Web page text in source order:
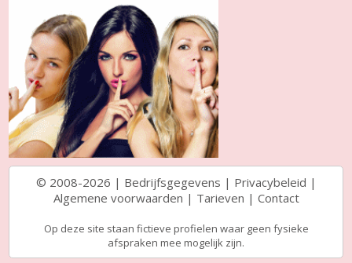
© 2008-2026 | Bedrijfsgegevens | Privacybeleid |
Algemene voorwaarden | Tarieven | Contact
Op deze site staan fictieve profielen waar geen fysieke
afspraken mee mogelijk zijn.